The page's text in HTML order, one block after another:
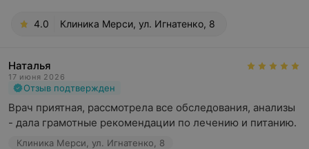
4.0 Клиника Мерси, ул. Игнатенко, 8
Наталья
17 июня 2026
Отзыв подтвержден
Врач приятная, рассмотрела все обследования, анализы
- дала грамотные рекомендации по лечению и питанию.
Клиника Мерси, ул. Игнатенко, 8